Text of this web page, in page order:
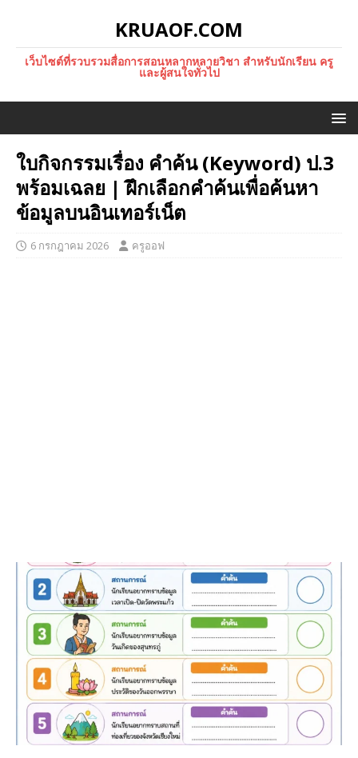
KRUAOF.COM
เว็บไซต์ที่รวบรวมสื่อการสอนหลากหลายวิชา สำหรับนักเรียน ครู
และผู้สนใจทั่วไป
ใบกิจกรรมเรื่อง คำค้น (Keyword) ป.3
พร้อมเฉลย | ฝึกเลือกคำค้นเพื่อค้นหา
ข้อมูลบนอินเทอร์เน็ต
6 กรกฎาคม 2026 ครูออฟ